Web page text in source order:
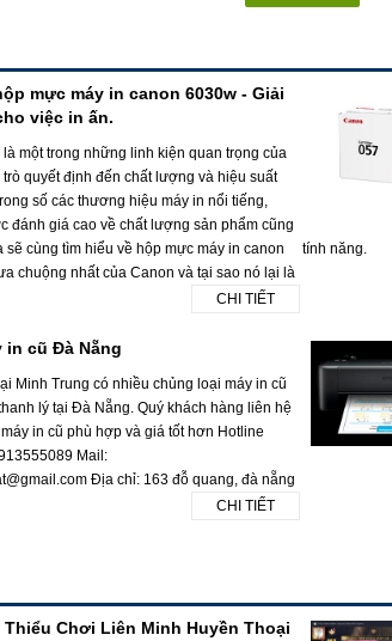
mực máy in canon 6030w - Giải
việc in ấn.
là một trong những linh kiện quan trọng của
quyết định đến chất lượng và hiệu suất
số các thương hiệu máy in nổi tiếng,
đánh giá cao về chất lượng sản phẩm cũng
cùng tìm hiểu về hộp mực máy in canon
chuộng nhất của Canon và tại sao nó lại là
CHI TIẾT
tính năng.
in cũ Đà Nẵng
Minh Trung có nhiều chủng loại máy in cũ
lý tại Đà Nẵng. Quý khách hàng liên hệ
in cũ phù hợp và giá tốt hơn Hotline
Mail:
Địa chỉ: 163 đỗ quang, đà nẵng
CHI TIẾT
Thiểu Chơi Liên Minh Huyền Thoại